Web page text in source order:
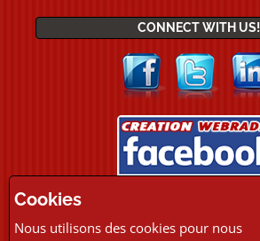
CONNECT WITH US!
PAYMENTS
Cookies
Nous utilisons des cookies pour nous